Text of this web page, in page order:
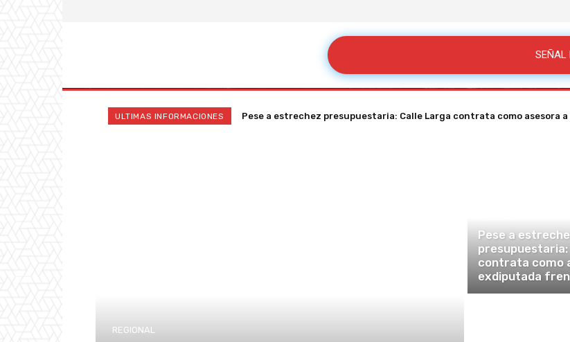
SEÑAL
ULTIMAS INFORMACIONES Pese a estrechez presupuestaria: Calle Larga contrata como asesora
REGIONAL
Pese a
presupuestaria:
contrata como
exdiputada